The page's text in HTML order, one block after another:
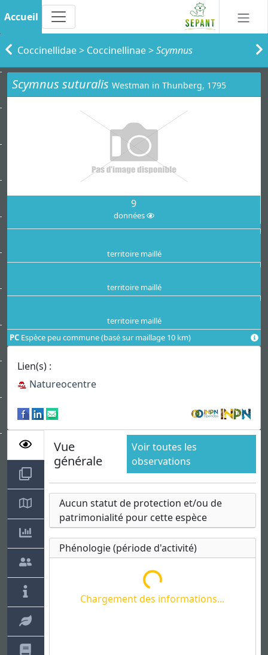
Accueil
Coccinellidae> Coccinellinae>Scymnus
Scymnus suturalis Westman in Thunberg, 1795
9
données
territoire maillé
territoire maillé
territoire maillé
PC Espèce peu commune (basé sur maillage 10 km)
Lien(s) :
Natureocentre
Vue
générale
Voir toutes les
observations
Aucun statut de protection et/ou de
patrimonialité pour cette espèce
Phénologie (période d'activité)
Chargement des informations...
Chargement des informations...